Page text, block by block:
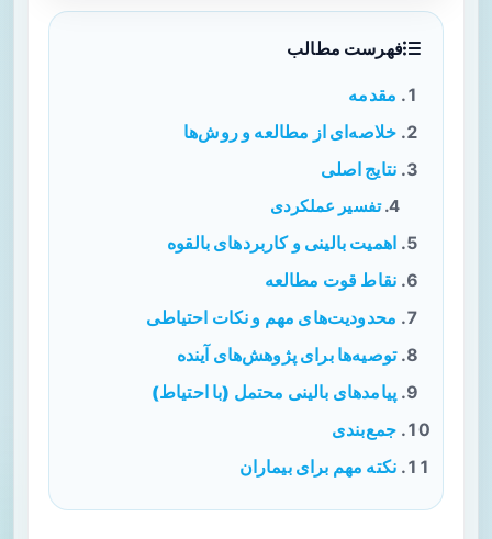
فهرست مطالب
مقدمه
خلاصه‌ای از مطالعه و روش‌ها
نتایج اصلی
تفسیر عملکردی
اهمیت بالینی و کاربردهای بالقوه
نقاط قوت مطالعه
محدودیت‌های مهم و نکات احتیاطی
توصیه‌ها برای پژوهش‌های آینده
پیامدهای بالینی محتمل (با احتیاط)
جمع‌بندی
نکته مهم برای بیماران